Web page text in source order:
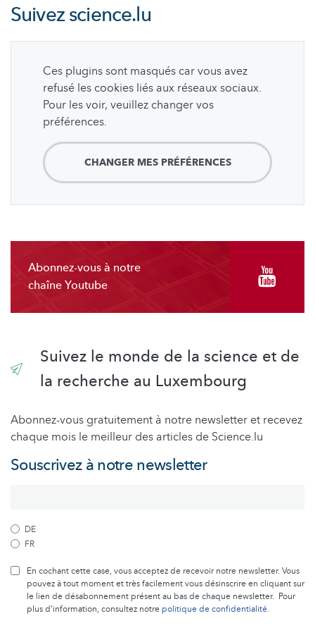
Suivezscience.lu
Ces plugins sont masqués car vous avez
refusé les cookies liés aux réseaux sociaux.
Pour les voir, veuillez changer vos
préférences.
CHANGER MES PRÉFÉRENCES
Abonnez-vous à notre
chaîne Youtube
Suivez le monde de la science et de
la recherche au Luxembourg
Abonnez-vous gratuitement à notre newsletter et recevez
chaque mois le meilleur des articles de Science.lu
Souscrivez à notre newsletter
DE
FR
En cochant cette case, vous acceptez de recevoir notre newsletter. Vous
pouvez à tout moment et très facilement vous désinscrire en cliquant sur
le lien de désabonnement présent au bas de chaque newsletter. Pour
plus d’information, consultez notre politique de confidentialité.